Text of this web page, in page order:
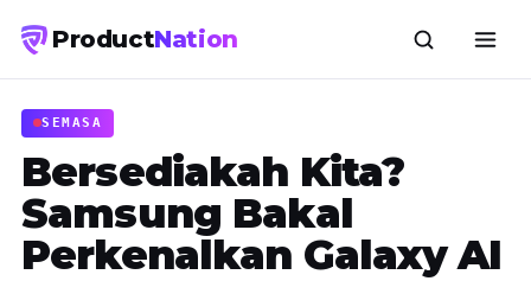
ProductNation
SEMASA
Bersediakah Kita?
Samsung Bakal
Perkenalkan Galaxy AI